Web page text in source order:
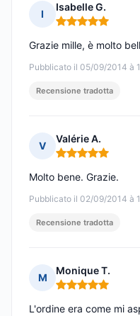
I
Isabelle G.
Nota: 5 su 5
Pubblicato il 05/09/2014 à
Grazie mille, è molto
Recensione tradotta
V
Valérie A.
Nota: 5 su 5
Pubblicato il 02/09/2014 à
Molto bene. Grazie.
Recensione tradotta
M
Monique T.
Nota: 5 su 5
L'ordine era come mi